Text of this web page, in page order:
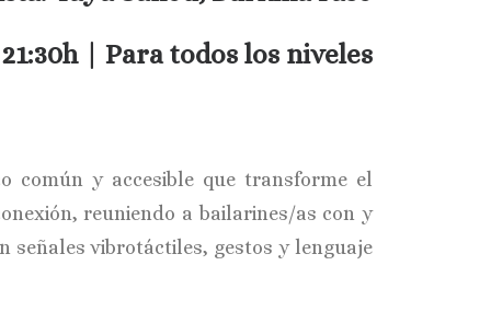
| Para todos los niveles
común y accesible que transforme el
reuniendo a bailarines/as con y
señales vibrotáctiles, gestos y lenguaje